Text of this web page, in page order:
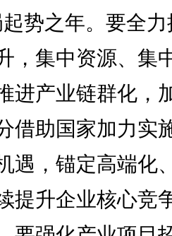
势之年。要全
，集中资源、集
进产业链群化，
借助国家加力实
遇，锚定高端化
提升企业核心竞